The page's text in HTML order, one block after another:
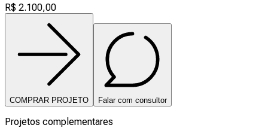
R$ 2.100,00
COMPRAR PROJETO Falar com consultor
Projetos complementares